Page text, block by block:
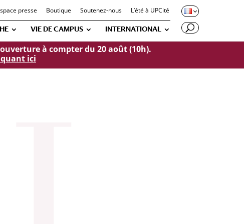
presse Boutique Soutenez-nous L’été à UPCité
VIE DE CAMPUS INTERNATIONAL
à compter du 20 août (10h).
ici